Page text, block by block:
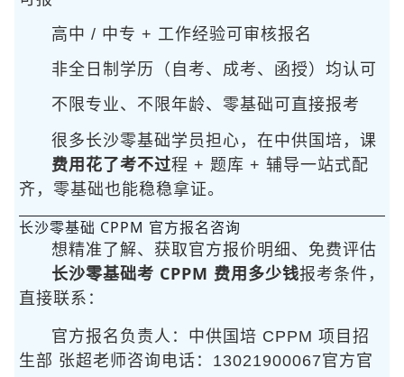
高中 / 中专 + 工作经验可审核报名
非全日制学历（自考、成考、函授）均认可
不限专业、不限年龄、零基础可直接报考
很多长沙零基础学员担心
费用花了考不过
，在中供国培，课
程 + 题库 + 辅导一站式配
齐，零基础也能稳稳拿证。
长沙零基础 CPPM 官方报名咨询
想精准了解
长沙零基础考 CPPM 费用多少钱
、获取官方报价明细、免费评估
报考条件，
直接联系：
官方报名负责人：中供国培 CPPM 项目招
生部 张超老师咨询电话：13021900067官方官